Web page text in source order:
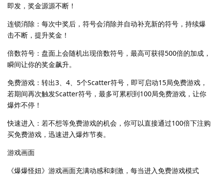
即发，奖金源源不断！
连锁消除：每次中奖后，符号会消除并自动补充新的符号，持续爆
击不断，提升奖金！
倍数符号：盘面上会随机出现倍数符号，最高可获得500倍的加成，
瞬间让你的奖金飙升。
免费游戏：转出3、4、5个Scatter符号，即可启动15局免费游戏，
若期间再次触发Scatter符号，最多可累积到100局免费游戏，让你
爆炸不停！
快速进入：若不想等免费游戏的机会，你可以直接通过100倍下注购
买免费游戏，迅速进入爆炸节奏。
游戏画面
《爆爆怪妞》游戏画面充满动感和刺激，每当进入免费游戏模式